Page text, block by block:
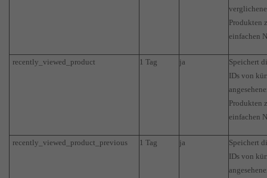
Produkten
einfachen
recently_viewed_product 1 Tag ja
Speichert
IDs von
Produkten
einfachen
recently_viewed_product_previous 1 Tag ja
Speichert
IDs von